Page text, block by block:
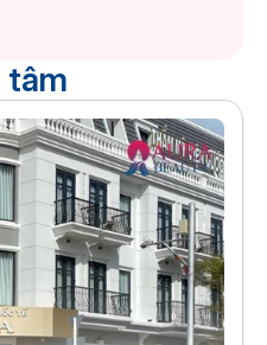
tâm